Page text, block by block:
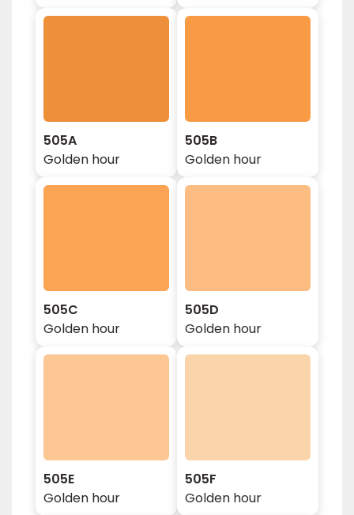
505A
Golden hour
505B
Golden hour
505C
Golden hour
505D
Golden hour
505E
Golden hour
505F
Golden hour